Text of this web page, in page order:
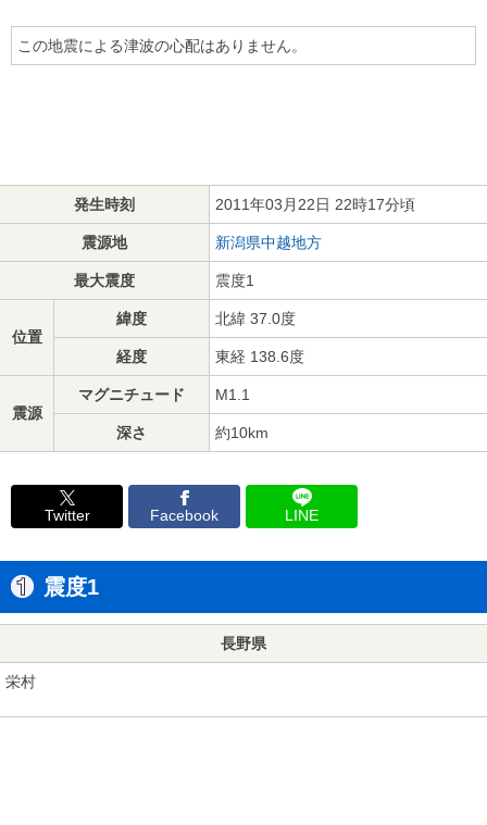
この地震による津波の心配はありません。
発生時刻 2011年03月22日 22時17分頃
震源地 新潟県中越地方
最大震度 震度1
位置
緯度 北緯 37.0度
経度 東経 138.6度
震源
マグニチュード M1.1
深さ 約10km
Twitter Facebook LINE
震度1
長野県
栄村